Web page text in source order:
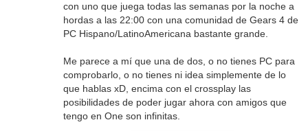
con uno que juega todas las semanas por la noche a
hordas a las 22:00 con una comunidad de Gears 4 de
PC Hispano/LatinoAmericana bastante grande.
Me parece a mí que una de dos, o no tienes PC para
comprobarlo, o no tienes ni idea simplemente de lo
que hablas xD, encima con el crossplay las
posibilidades de poder jugar ahora con amigos que
tengo en One son infinitas.